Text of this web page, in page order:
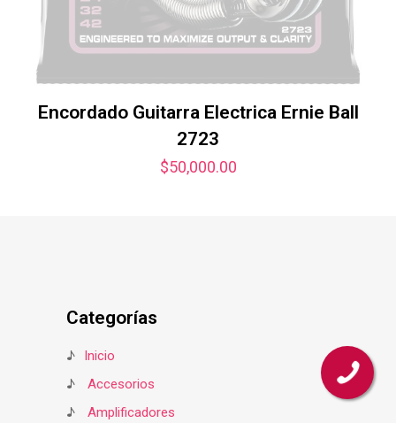
Encordado Guitarra Electrica Ernie Ball
2723
$50,000.00
Categorías
♪
Inicio
♪
Accesorios
♪
Amplificadores